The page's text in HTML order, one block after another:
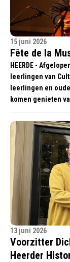
15 juni 2026
Fête de la
HEERDE -
leerlingen van
leerlingen en
komen genieten
13 juni 2026
Voorzitter
Heerder